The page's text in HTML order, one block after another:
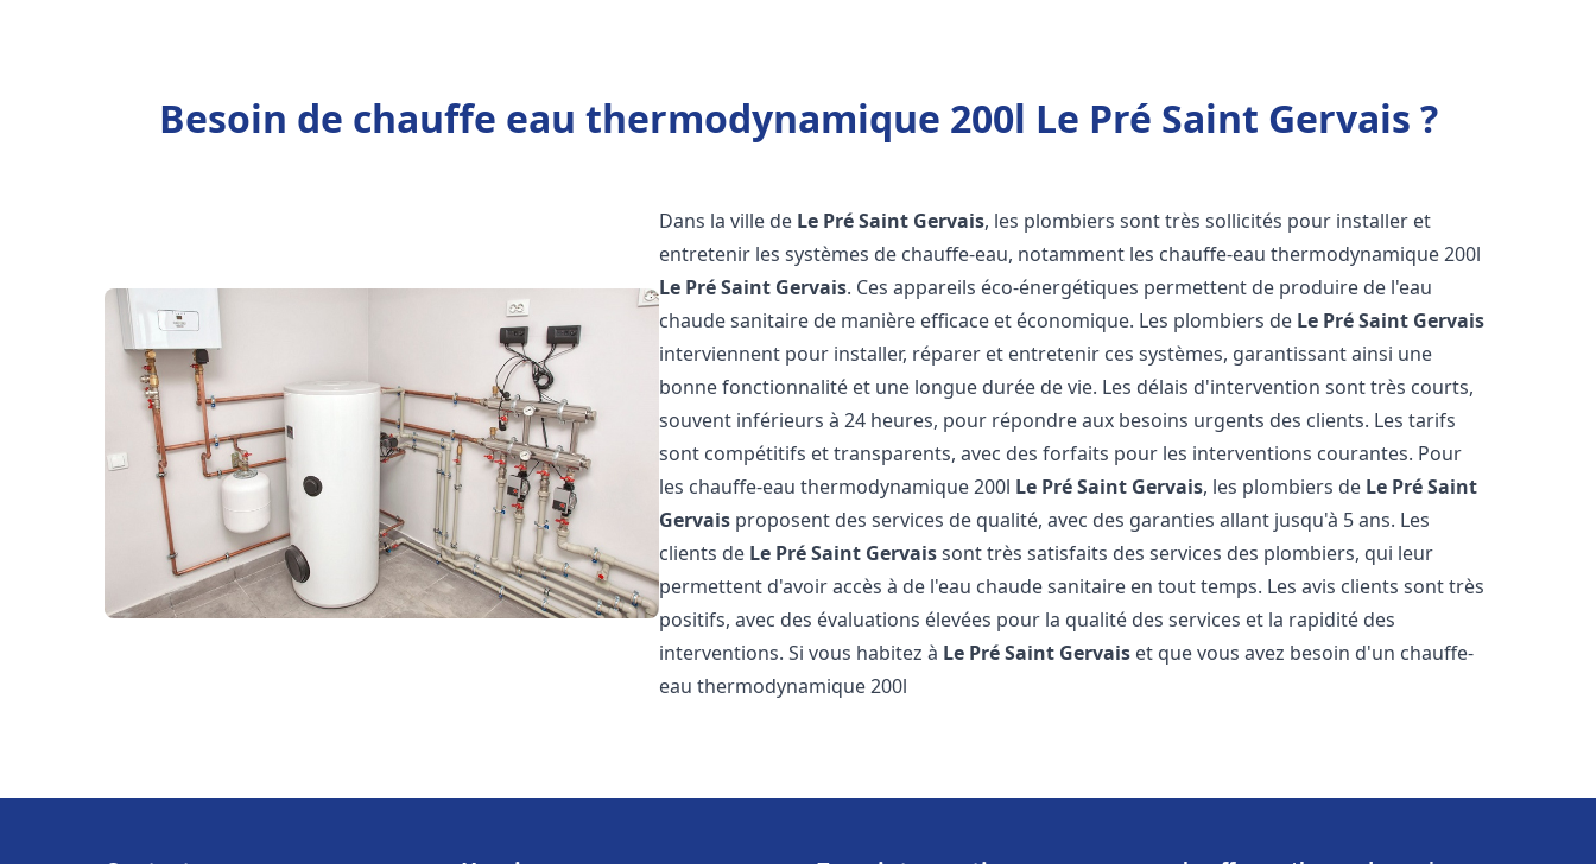
Besoin de chauffe eau thermodynamique 200l Le Pré Saint Gervais ?
Dans la ville de Le Pré Saint Gervais, les plombiers sont très sollicités pour installer et
entretenir les systèmes de chauffe-eau, notamment les chauffe-eau thermodynamique 200l
Le Pré Saint Gervais. Ces appareils éco-énergétiques permettent de produire de l'eau
chaude sanitaire de manière efficace et économique. Les plombiers de Le Pré Saint Gervais
interviennent pour installer, réparer et entretenir ces systèmes, garantissant ainsi une
bonne fonctionnalité et une longue durée de vie. Les délais d'intervention sont très courts,
souvent inférieurs à 24 heures, pour répondre aux besoins urgents des clients. Les tarifs
sont compétitifs et transparents, avec des forfaits pour les interventions courantes. Pour
les chauffe-eau thermodynamique 200l Le Pré Saint Gervais, les plombiers de Le Pré Saint
Gervais proposent des services de qualité, avec des garanties allant jusqu'à 5 ans. Les
clients de Le Pré Saint Gervaissont très satisfaits des services des plombiers, qui leur
permettent d'avoir accès à de l'eau chaude sanitaire en tout temps. Les avis clients sont très
positifs, avec des évaluations élevées pour la qualité des services et la rapidité des
interventions. Si vous habitez à Le Pré Saint Gervais et que vous avez besoin d'un chauffe-
eau thermodynamique 200l